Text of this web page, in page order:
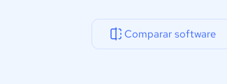
Comparar software